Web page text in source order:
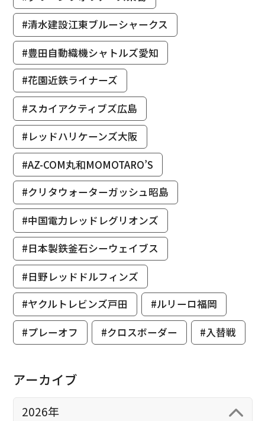
#清水建設江東ブルーシャークス
#豊田自動織機シャトルズ愛知
#花園近鉄ライナーズ
#スカイアクティブズ広島
#レッドハリケーンズ大阪
#AZ-COM丸和MOMOTARO’S
#クリタウォーターガッシュ昭島
#中国電力レッドレグリオンズ
#日本製鉄釜石シーウェイブス
#日野レッドドルフィンズ
#ヤクルトレビンズ戸田
#ルリーロ福岡
#プレーオフ
#クロスボーダー #入替戦
アーカイブ
2026年